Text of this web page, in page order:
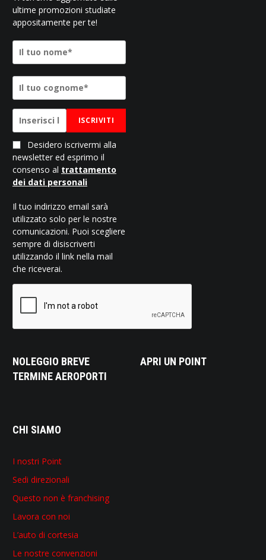
ultime promozioni studiate
appositamente per te!
ISCRIVITI
Desidero iscrivermi alla
newsletter ed esprimo il
consenso al trattamento
dei dati personali
Il tuo indirizzo email sarà
utilizzato solo per le nostre
comunicazioni. Puoi scegliere
sempre di disiscriverti
utilizzando il link nella mail
che riceverai.
NOLEGGIO BREVE
TERMINE AEROPORTI
APRI UN POINT
CHI SIAMO
I nostri Point
Sedi direzionali
Questo non è franchising
Lavora con noi
L’auto di cortesia
Le nostre convenzioni